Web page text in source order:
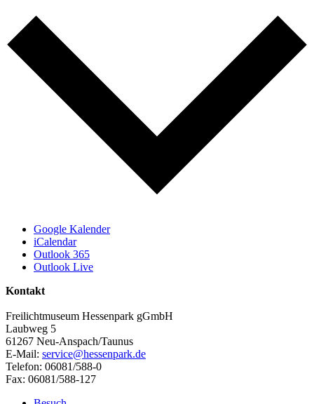
Google Kalender
iCalendar
Outlook 365
Outlook Live
Kontakt
Freilichtmuseum Hessenpark gGmbH
Laubweg 5
61267 Neu-Anspach/Taunus
E-Mail: service@hessenpark.de
Telefon: 06081/588-0
Fax: 06081/588-127